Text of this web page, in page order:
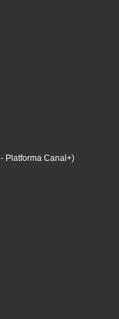
- Platforma Canal+)